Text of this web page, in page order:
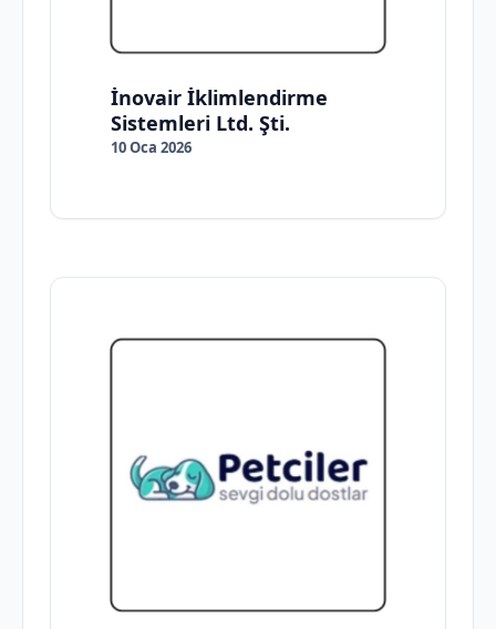
İnovair İklimlendirme
Sistemleri Ltd. Şti.
10 Oca 2026